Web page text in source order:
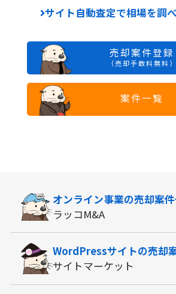
サイト自動査定で相場を調べ
売却案件登録
（売却手数料無料）
案件一覧
オンライン事業の売却案
ラッコM&A
WordPressサイトの売却
サイトマーケット